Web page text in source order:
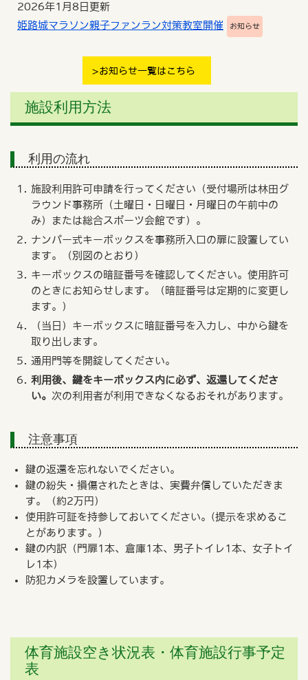
2026年1月8日更新
姫路城マラソン親子ファンラン対策教室開催
お知らせ
お知らせ一覧はこちら
施設利用方法
利用の流れ
施設利用許可申請を行ってください（受付場所は林田グ
ラウンド事務所（土曜日・日曜日・月曜日の午前中の
み）または総合スポーツ会館です）。
ナンバー式キーボックスを事務所入口の扉に設置してい
ます。（別図のとおり）
キーボックスの暗証番号を確認してください。使用許可
のときにお知らせします。（暗証番号は定期的に変更し
ます。）
（当日）キーボックスに暗証番号を入力し、中から鍵を
取り出します。
通用門等を開錠してください。
利用後、鍵をキーボックス内に必ず、返還してくださ
い。 次の利用者が利用できなくなるおそれがあります。
注意事項
鍵の返還を忘れないでください。
鍵の紛失・損傷されたときは、実費弁償していただきま
す。（約2万円）
使用許可証を持参しておいてください。(提示を求めるこ
とがあります。）
鍵の内訳（門扉1本、倉庫1本、男子トイレ1本、女子トイ
レ1本）
防犯カメラを設置しています。
体育施設空き状況表・体育施設行事予定
表